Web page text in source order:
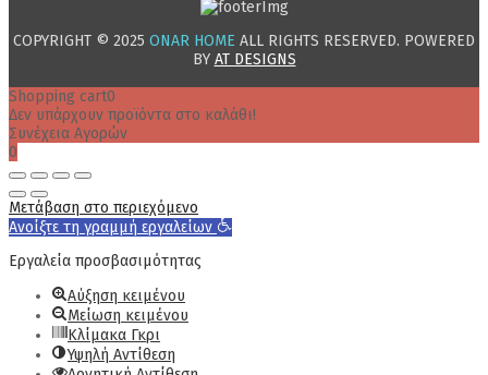
COPYRIGHT © 2025 ONAR HOME ALL RIGHTS RESERVED. POWERED
BY AT DESIGNS
Shopping cart0
Δεν υπάρχουν προϊόντα στο καλάθι!
Συνέχεια Αγορών
0
Μετάβαση στο περιεχόμενο
Ανοίξτε τη γραμμή εργαλείων
Εργαλεία προσβασιμότητας
Αύξηση κειμένου
Μείωση κειμένου
Κλίμακα Γκρι
Υψηλή Αντίθεση